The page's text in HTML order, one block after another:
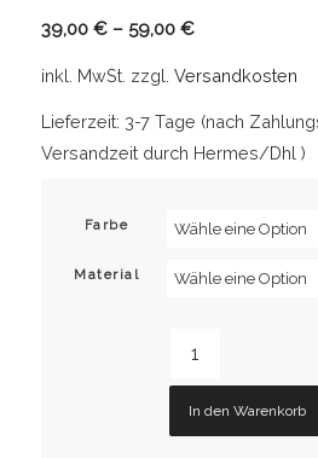
39,00 €– 59,00 €
inkl. MwSt. zzgl. Versandkosten
Lieferzeit: 3-7 Tage (nach
Versandzeit durch Hermes/Dhl )
Farbe
Material
In den Warenkorb